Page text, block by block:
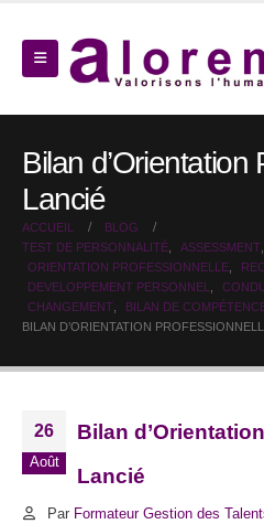
Bilan
Lancié
ACCUEIL
BLOG
TEST DE PERSONNALITÉ
ASSESSMENT
ORIENTATION PROFESSIONNELLE
DEVELOPPEMENT PERSONNEL
CHANGEMENT
BILAN DE
BILAN D’ORIENTATION
26
Août
Bilan
Lancié
Par Formateur Gestion des